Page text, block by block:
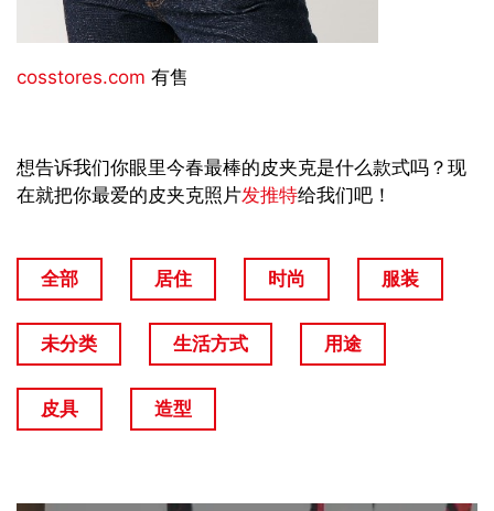
cosstores.com 有售
想告诉我们你眼里今春最棒的皮夹克是什么款式吗？现
在就把你最爱的皮夹克照片发推特给我们吧！
全部 居住 时尚 服装
未分类 生活方式 用途
皮具 造型